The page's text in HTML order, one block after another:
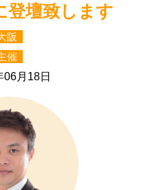
登壇致します
阪
催
06月18日